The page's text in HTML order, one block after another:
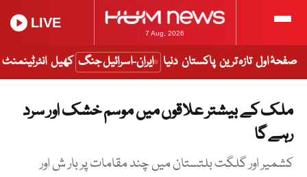
7 Aug, 2026
LIVE
صفحۂ اول تازہ ترین پاکستان دنیا ایران-اسرائیل جنگ کھیل انٹرٹینمنٹ
ملک کے بیشتر علاقوں میں موسم خشک اور سرد
رہے گا
کشمیر اور گلگت بلتستان میں چند مقامات پر بار ش اور